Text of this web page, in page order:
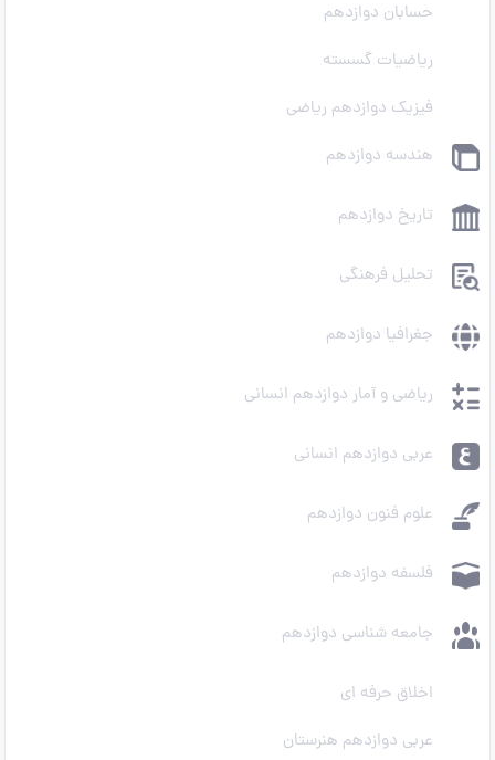
حسابان دوازدهم
ریاضیات گسسته
فیزیک دوازدهم ریاضی
هندسه دوازدهم
تاریخ دوازدهم
تحلیل فرهنگی
جغرافیا دوازدهم
ریاضی و آمار دوازدهم انسانی
عربی دوازدهم انسانی
علوم فنون دوازدهم
فلسفه دوازدهم
جامعه شناسی دوازدهم
اخلاق حرفه ای
عربی دوازدهم هنرستان